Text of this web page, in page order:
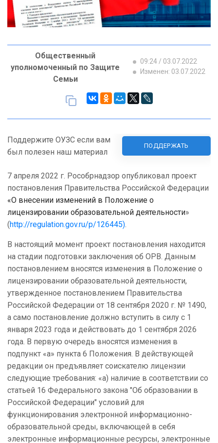
Общественный
уполномоченный по Защите
Семьи
09:24 / 03.07.2022
Изменен: 03.07.2022
Поддержите ОУЗС если вам
был полезен наш материал
ПОДДЕРЖАТЬ
7 апреля 2022 г. Рособрнадзор опубликовал проект
постановления Правительства Российской Федерации
«О внесении изменений в Положение о
лицензировании образовательной деятельности»
(http://regulation.gov.ru/p/126445).
В настоящий момент проект постановления находится
на стадии подготовки заключения об ОРВ. Данным
постановлением вносятся изменения в Положение о
лицензировании образовательной деятельности,
утвержденное постановлением Правительства
Российской Федерации от 18 сентября 2020 г. № 1490,
а само постановление должно вступить в силу с 1
января 2023 года и действовать до 1 сентября 2026
года. В первую очередь вносятся изменения в
подпункт «а» пункта 6 Положения. В действующей
редакции он предъявляет соискателю лицензии
следующие требования: «а) наличие в соответствии со
статьей 16 Федерального закона "Об образовании в
Российской Федерации" условий для
функционирования электронной информационно-
образовательной среды, включающей в себя
электронные информационные ресурсы, электронные